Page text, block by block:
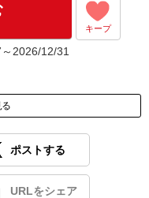
キープ
2026/12/31
ポストする
URLをシェア